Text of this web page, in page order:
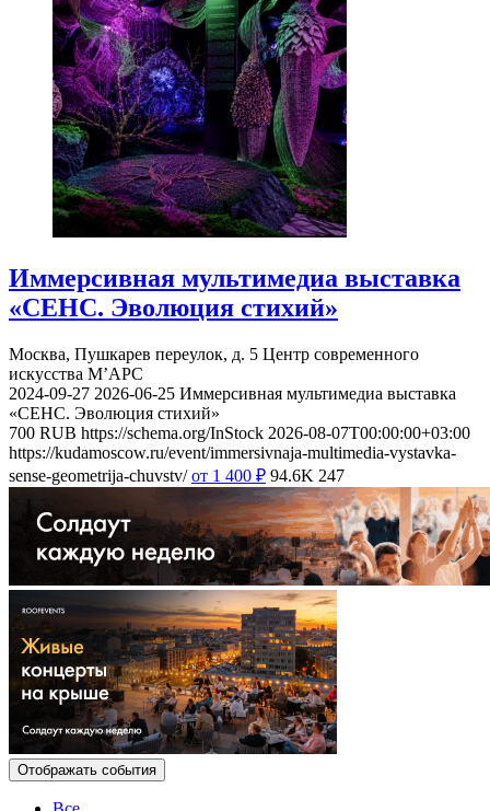
Иммерсивная мультимедиа выставка
«СЕНС. Эволюция стихий»
Москва, Пушкарев переулок, д. 5 Центр современного
искусства М’АРС
2024-09-27 2026-06-25 Иммерсивная мультимедиа выставка
«СЕНС. Эволюция стихий»
700 RUB https://schema.org/InStock 2026-08-07T00:00:00+03:00
https://kudamoscow.ru/event/immersivnaja-multimedia-vystavka-
sense-geometrija-chuvstv/ от 1 400 ₽ 94.6K 247
Отображать события